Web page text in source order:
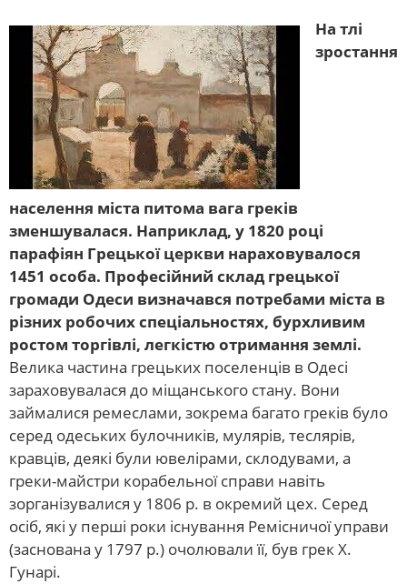
На тлі
зростання
населення міста питома вага греків
зменшувалася. Наприклад, у 1820 році
парафіян Грецької церкви нараховувалося
1451 особа. Професійний склад грецької
громади Одеси визначався потребами міста в
різних робочих спеціальностях, бурхливим
ростом торгівлі, легкістю отримання землі.
Велика частина грецьких поселенців в Одесі
зараховувалася до міщанського стану. Вони
займалися ремеслами, зокрема багато греків було
серед одеських булочників, мулярів, теслярів,
кравців, деякі були ювелірами, склодувами, а
греки-майстри корабельної справи навіть
зорганізувалися у 1806 р. в окремий цех. Серед
осіб, які у перші роки існування Ремісничої управи
(заснована у 1797 р.) очолювали її, був грек Х.
Гунарі.